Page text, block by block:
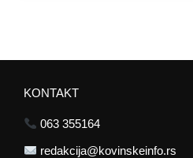
KONTAKT
063 355164
redakcija@kovinskeinfo.rs